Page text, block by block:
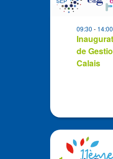
events
de
Calais
09:30- 14:00